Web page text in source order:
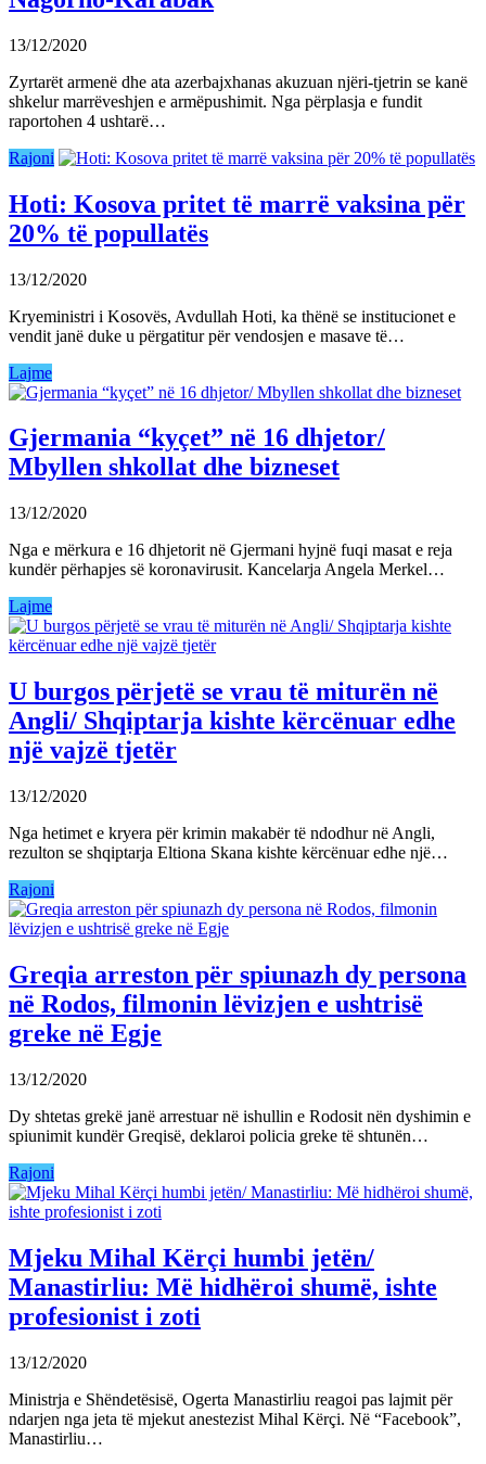
13/12/2020
Zyrtarët armenë dhe ata azerbajxhanas akuzuan njëri-tjetrin se kanë
shkelur marrëveshjen e armëpushimit. Nga përplasja e fundit
raportohen 4 ushtarë…
Rajoni
Hoti: Kosova pritet të marrë vaksina për
20% të popullatës
13/12/2020
Kryeministri i Kosovës, Avdullah Hoti, ka thënë se institucionet e
vendit janë duke u përgatitur për vendosjen e masave të…
Lajme
Gjermania “kyçet” në 16 dhjetor/
Mbyllen shkollat dhe bizneset
13/12/2020
Nga e mërkura e 16 dhjetorit në Gjermani hyjnë fuqi masat e reja
kundër përhapjes së koronavirusit. Kancelarja Angela Merkel…
Lajme
U burgos përjetë se vrau të miturën në
Angli/ Shqiptarja kishte kërcënuar edhe
një vajzë tjetër
13/12/2020
Nga hetimet e kryera për krimin makabër të ndodhur në Angli,
rezulton se shqiptarja Eltiona Skana kishte kërcënuar edhe një…
Rajoni
Greqia arreston për spiunazh dy persona
në Rodos, filmonin lëvizjen e ushtrisë
greke në Egje
13/12/2020
Dy shtetas grekë janë arrestuar në ishullin e Rodosit nën dyshimin e
spiunimit kundër Greqisë, deklaroi policia greke të shtunën…
Rajoni
Mjeku Mihal Kërçi humbi jetën/
Manastirliu: Më hidhëroi shumë, ishte
profesionist i zoti
13/12/2020
Ministrja e Shëndetësisë, Ogerta Manastirliu reagoi pas lajmit për
ndarjen nga jeta të mjekut anestezist Mihal Kërçi. Në “Facebook”,
Manastirliu…